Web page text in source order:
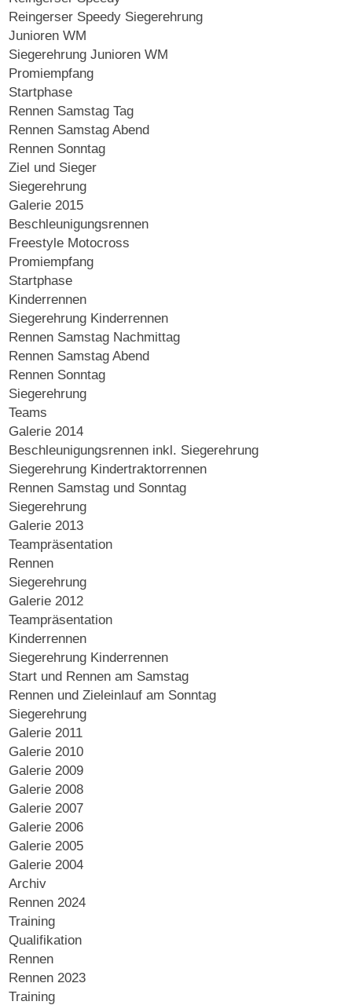
Reingerser Speedy Siegerehrung
Junioren WM
Siegerehrung Junioren WM
Promiempfang
Startphase
Rennen Samstag Tag
Rennen Samstag Abend
Rennen Sonntag
Ziel und Sieger
Siegerehrung
Galerie 2015
Beschleunigungsrennen
Freestyle Motocross
Promiempfang
Startphase
Kinderrennen
Siegerehrung Kinderrennen
Rennen Samstag Nachmittag
Rennen Samstag Abend
Rennen Sonntag
Siegerehrung
Teams
Galerie 2014
Beschleunigungsrennen inkl. Siegerehrung
Siegerehrung Kindertraktorrennen
Rennen Samstag und Sonntag
Siegerehrung
Galerie 2013
Teampräsentation
Rennen
Siegerehrung
Galerie 2012
Teampräsentation
Kinderrennen
Siegerehrung Kinderrennen
Start und Rennen am Samstag
Rennen und Zieleinlauf am Sonntag
Siegerehrung
Galerie 2011
Galerie 2010
Galerie 2009
Galerie 2008
Galerie 2007
Galerie 2006
Galerie 2005
Galerie 2004
Archiv
Rennen 2024
Training
Qualifikation
Rennen
Rennen 2023
Training